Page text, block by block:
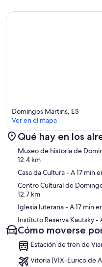
Domingos Martins, ES
Ver en el mapa
Qué hay en los
Museo de historia de
12.4 km
Casa da Cultura- A 17 min
Centro Cultural de
12.7 km
Iglesia luterana- A 17 min
Instituto Reserva Kautsky-
Cómo moverse
Estación de tren de
Vitoria (VIX-Eurico de